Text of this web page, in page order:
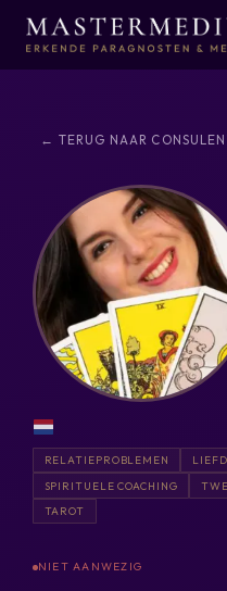
← TERUG NAAR
RELATIEPROBLEMEN
SPIRITUELE COACHING
TAROT